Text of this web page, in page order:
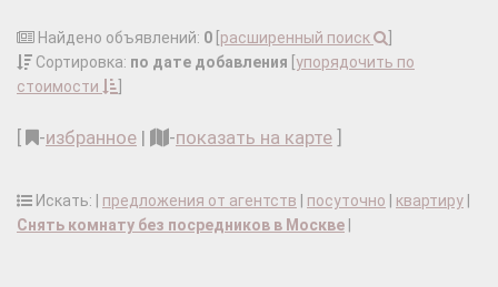
Найдено объявлений: 0 расширенный поиск
Сортировка: по дате добавления упорядочить по
стоимости
-избранное | -показать на карте
Искать: | предложения от агентств посуточно квартиру
Снять комнату без посредников в Москве